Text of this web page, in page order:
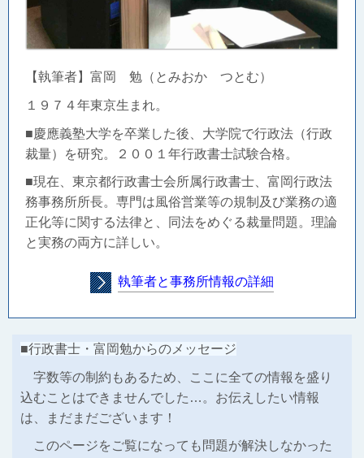
【執筆者】富岡 勉（とみおか つとむ）
１９７４年東京生まれ。
■慶應義塾大学を卒業した後、大学院で行政法（行政
裁量）を研究。２００１年行政書士試験合格。
■現在、東京都行政書士会所属行政書士、富岡行政法
務事務所所長。 専門は風俗営業等の規制及び業務の適
正化等に関する法律と、同法をめぐる裁量問題。理論
と実務の両方に詳しい。
執筆者と事務所情報の詳細
■行政書士・富岡勉からのメッセージ
字数等の制約もあるため、ここに全ての情報を盛り
込むことはできませんでした…。お伝えしたい情報
は、まだまだございます！
このページをご覧になっても問題が解決しなかった